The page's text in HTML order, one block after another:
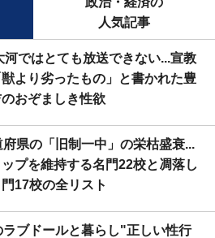
人気記事
河ではとても放送できない...宣教
より劣ったもの」と書かれた豊
のおぞましき性欲
県の「旧制一中」の栄枯盛衰...
プを維持する名門22校と凋落し
17校の全リスト
ラブドールと暮らし"正しい性行